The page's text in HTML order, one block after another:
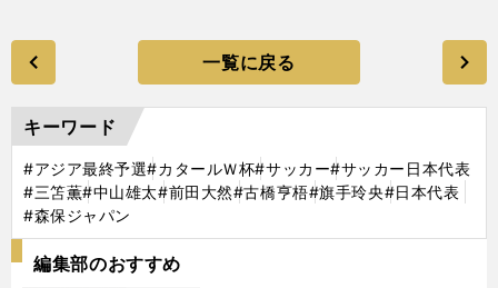
一覧に戻る
キーワード
#アジア最終予選#カタールＷ杯#サッカー#サッカー日本代表
#三笘薫#中山雄太#前田大然#古橋亨梧#旗手玲央#日本代表
#森保ジャパン
編集部のおすすめ